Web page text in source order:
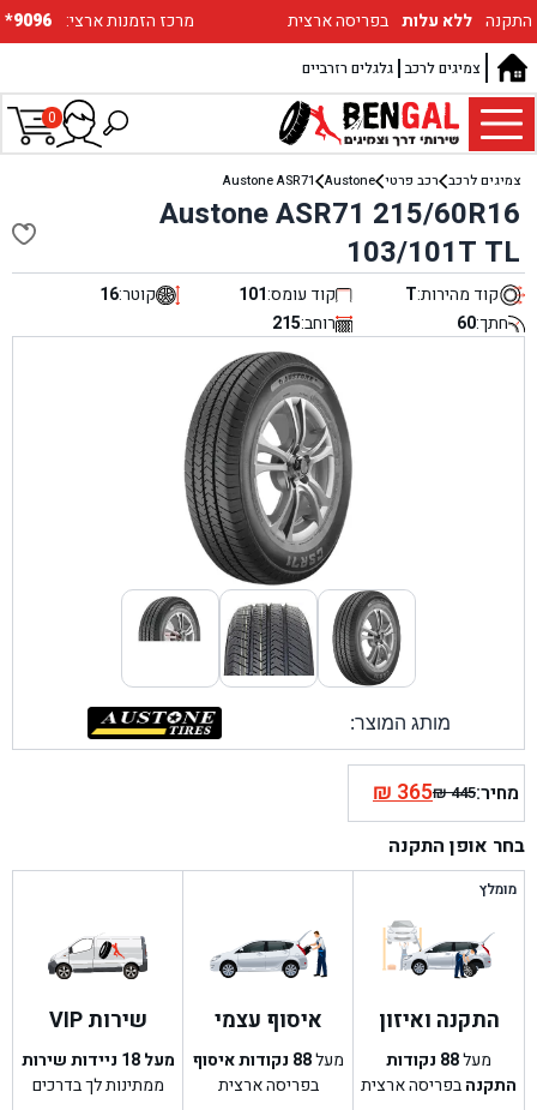
*9096 :מרכז הזמנות ארצי התקנה ללא עלות בפריסה ארצית
גלגלים רזרביים צמיגים לרכב
0
צמיגים לרכב רכב פרטי Austone
Austone ASR71
Austone ASR71 215/60R16
103/101T TL
קוד מהירות:T קוד עומס:101 קוטר:16
חתך:60 רוחב:215
מותג המוצר:
מחיר: ₪445
המחיר
המקורי
היה:
₪365המחיר
הנוכחי
הוא:
בחר אופן התקנה
מומלץ
התקנה ואיזון
מעל88 נקודות
התקנהבפריסה ארצית
איסוף עצמי
מעל88 נקודות איסוף
בפריסה ארצית
שירות VIP
מעל 18 ניידות שירות
ממתינות לך בדרכים